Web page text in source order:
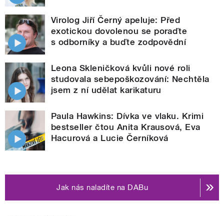
Virolog Jiří Černý apeluje: Před
exotickou dovolenou se poraďte
s odborníky a buďte zodpovědní
Leona Skleničková kvůli nové roli
studovala sebepoškozování: Nechtěla
jsem z ní udělat karikaturu
Paula Hawkins: Dívka ve vlaku. Krimi
bestseller čtou Anita Krausová, Eva
Hacurová a Lucie Černíková
Jak nás naladíte na DABu